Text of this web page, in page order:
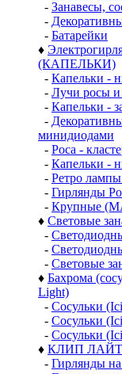
- Занавесы,
-
- Батарейки
♦
(КАПЕЛЬКИ)
- Капельки -
- Лучи росы
- Капельки -
-
минидиодами
- Роса -
- Капельки -
- Ретро
- Гирлянды
- Крупные
♦ Световые
-
-
- Световые
♦ Бахрома
Light)
- Сосульки
- Сосульки
- Сосульки
♦ КЛИП ЛАЙТ -
- Гирлянды